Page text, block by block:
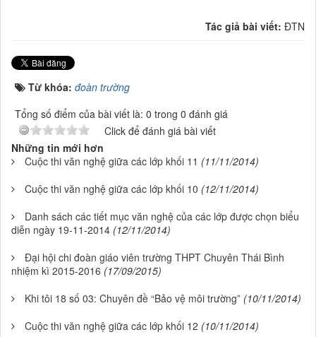
Tác giả bài viết: ĐTN
Từ khóa: đoàn trường
Tổng số điểm của bài viết là: 0 trong 0 đánh giá
Click để đánh giá bài viết
Những tin mới hơn
Cuộc thi văn nghệ giữa các lớp khối 11 (11/11/2014)
Cuộc thi văn nghệ giữa các lớp khối 10 (12/11/2014)
Danh sách các tiết mục văn nghệ của các lớp được chọn biểu
diễn ngày 19-11-2014 (12/11/2014)
Đại hội chi đoàn giáo viên trường THPT Chuyên Thái Bình
nhiệm kì 2015-2016 (17/09/2015)
Khi tôi 18 số 03: Chuyên đề “Bảo vệ môi trường” (10/11/2014)
Cuộc thi văn nghệ giữa các lớp khối 12 (10/11/2014)